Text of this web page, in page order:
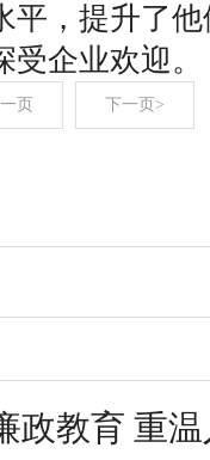
平，提升了
企业欢迎。
页 下一页>
政教育 重